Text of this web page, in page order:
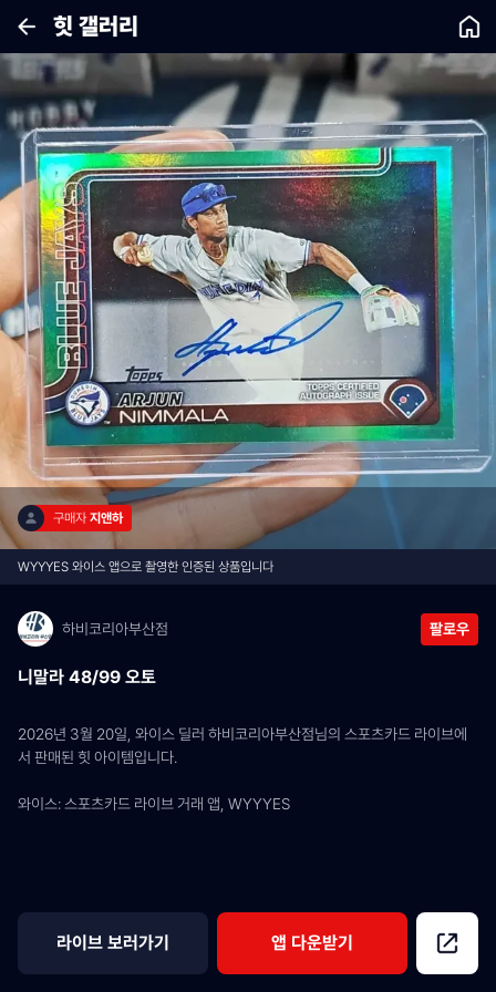
힛 갤러리
구매자 지앤하
WYYYES 와이스 앱으로 촬영한 인증된 상품입니다
하비코리아부산점 팔로우
니말라 48/99 오토
2026년 3월 20일, 와이스 딜러 하비코리아부산점님의 스포츠카드 라이브에
서 판매된 힛 아이템입니다.
와이스: 스포츠카드 라이브 거래 앱, WYYYES
라이브 보러가기 앱 다운받기